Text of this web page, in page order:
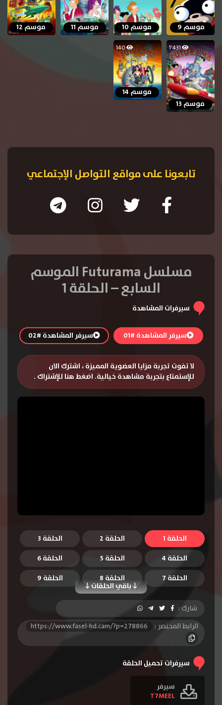
موسم 9 موسم 10 موسم 11 موسم 12
1٬431
موسم 13
140
موسم 14
تابعونا على مواقع التواصل الإجتماعي
مسلسل Futurama الموسم
السابع – الحلقة 1
سيرفرات المشاهدة
سيرفر المشاهدة #01 سيرفر المشاهدة #02
لا تفوت تجربة مزايا العضوية المميزة ، اشترك الان
للإستمتاع بتجربة مشاهدة خيالية. اضغط هنا للإشتراك .
الحلقة 1 الحلقة 2
الحلقة 3
الحلقة 4
الحلقة 5 الحلقة 6
باقي الحلقات
الحلقة 7 الحلقة 8
الحلقة 9
الحلقة 10
الحلقة 12
الحلقة 13
الحلقة 14
الحلقة 15
الحلقة 25
شارك :
الرابط المختصر :
https://www.fasel-hd.cam/?p=278866
سيرفرات تحميل الحلقة
سيرفر
T7MEEL